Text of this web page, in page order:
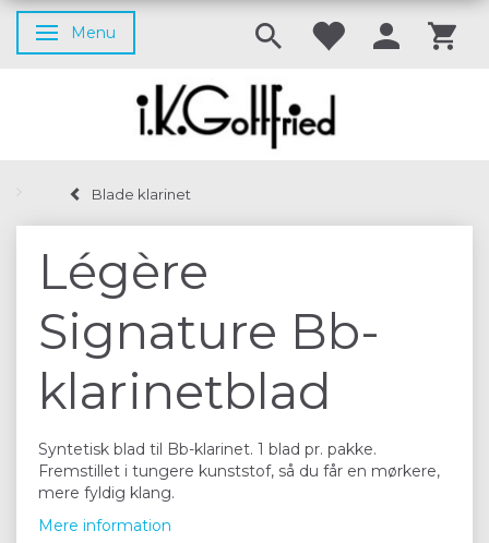
Skifte navigation
Menu
Blade klarinet
Légère
Signature Bb-
klarinetblad
Syntetisk blad til Bb-klarinet. 1 blad pr. pakke.
Fremstillet i tungere kunststof, så du får en mørkere,
mere fyldig klang.
Mere information